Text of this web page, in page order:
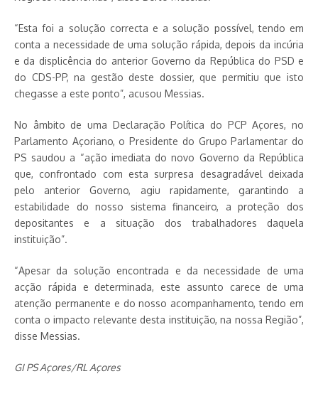
“Esta foi a solução correcta e a solução possível, tendo em
conta a necessidade de uma solução rápida, depois da incúria
e da displicência do anterior Governo da República do PSD e
do CDS-PP, na gestão deste dossier, que permitiu que isto
chegasse a este ponto”, acusou Messias.
No âmbito de uma Declaração Política do PCP Açores, no
Parlamento Açoriano, o Presidente do Grupo Parlamentar do
PS saudou a “ação imediata do novo Governo da República
que, confrontado com esta surpresa desagradável deixada
pelo anterior Governo, agiu rapidamente, garantindo a
estabilidade do nosso sistema financeiro, a proteção dos
depositantes e a situação dos trabalhadores daquela
instituição”.
“Apesar da solução encontrada e da necessidade de uma
acção rápida e determinada, este assunto carece de uma
atenção permanente e do nosso acompanhamento, tendo em
conta o impacto relevante desta instituição, na nossa Região”,
disse Messias.
GI PS Açores/RL Açores